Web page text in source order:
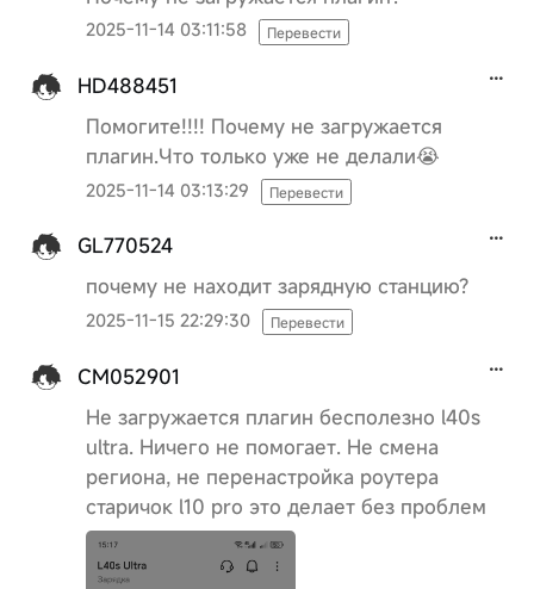
2025-11-14 03:11:58 Перевести
HD488451
Помогите!!!! Почему не загружается
плагин.Что только уже не делали😭
2025-11-14 03:13:29 Перевести
GL770524
почему не находит зарядную станцию?
2025-11-15 22:29:30 Перевести
CM052901
Не загружается плагин бесполезно l40s
ultra. Ничего не помогает. Не смена
региона, не перенастройка роутера
старичок l10 pro это делает без проблем